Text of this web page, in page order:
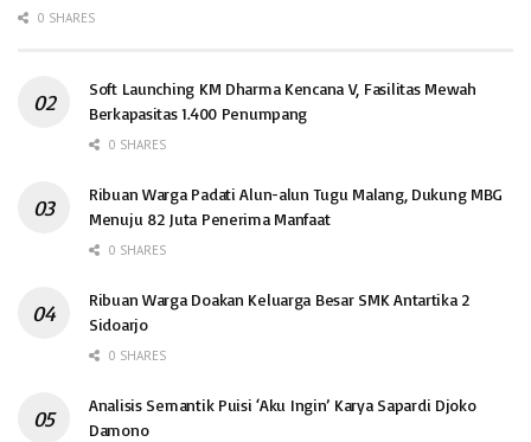
0 SHARES
Soft Launching KM Dharma Kencana V, Fasilitas Mewah
Berkapasitas 1.400 Penumpang
0 SHARES
Ribuan Warga Padati Alun-alun Tugu Malang, Dukung MBG
Menuju 82 Juta Penerima Manfaat
0 SHARES
Ribuan Warga Doakan Keluarga Besar SMK Antartika 2
Sidoarjo
0 SHARES
Analisis Semantik Puisi ‘Aku Ingin’ Karya Sapardi Djoko
Damono